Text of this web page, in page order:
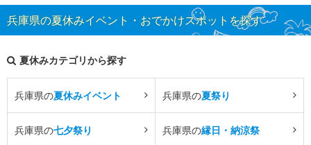
兵庫県の夏休みイベント・おでかけスポットを探す
夏休みカテゴリから探す
兵庫県の夏休みイベント 兵庫県の夏祭り
兵庫県の七夕祭り 兵庫県の縁日・納涼祭